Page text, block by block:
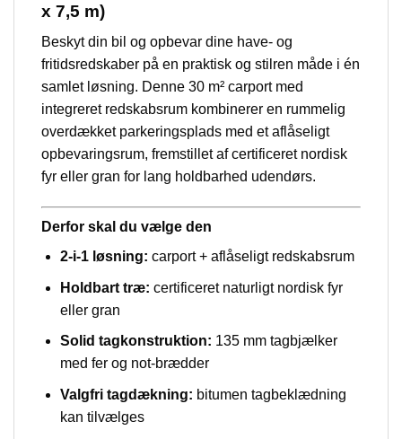
x 7,5 m)
Beskyt din bil og opbevar dine have- og
fritidsredskaber på en praktisk og stilren måde i én
samlet løsning. Denne 30 m² carport med
integreret redskabsrum kombinerer en rummelig
overdækket parkeringsplads med et aflåseligt
opbevaringsrum, fremstillet af certificeret nordisk
fyr eller gran for lang holdbarhed udendørs.
Derfor skal du vælge den
2-i-1 løsning: carport + aflåseligt redskabsrum
Holdbart træ: certificeret naturligt nordisk fyr
eller gran
Solid tagkonstruktion: 135 mm tagbjælker
med fer og not-brædder
Valgfri tagdækning: bitumen tagbeklædning
kan tilvælges